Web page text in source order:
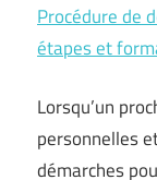
Procédure de
étapes et
Lorsqu’un
personnelles
démarches